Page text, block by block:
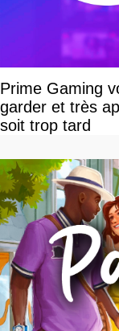
Prime Gaming
garder et très
soit trop tard